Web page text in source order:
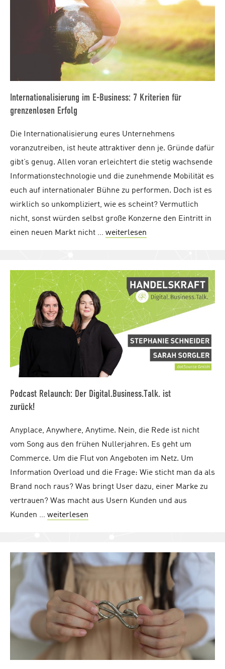
Internationalisierung im E-Business: 7 Kriterien für
grenzenlosen Erfolg
Die Internationalisierung eures Unternehmens
voranzutreiben, ist heute attraktiver denn je. Gründe dafür
gibt’s genug. Allen voran erleichtert die stetig wachsende
Informationstechnologie und die zunehmende Mobilität es
euch auf internationaler Bühne zu performen. Doch ist es
wirklich so unkompliziert, wie es scheint? Vermutlich
nicht, sonst würden selbst große Konzerne den Eintritt in
einen neuen Markt nicht … weiterlesen
Podcast Relaunch: Der Digital.Business.Talk. ist
zurück!
Anyplace, Anywhere, Anytime. Nein, die Rede ist nicht
vom Song aus den frühen Nullerjahren. Es geht um
Commerce. Um die Flut von Angeboten im Netz. Um
Information Overload und die Frage: Wie sticht man da als
Brand noch raus? Was bringt User dazu, einer Marke zu
vertrauen? Was macht aus Usern Kunden und aus
Kunden … weiterlesen